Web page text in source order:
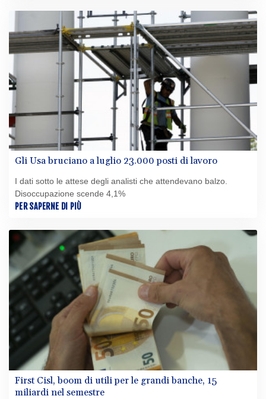
Gli Usa bruciano a luglio 23.000 posti di lavoro
I dati sotto le attese degli analisti che attendevano balzo.
Disoccupazione scende 4,1%
PER SAPERNE DI PIÙ
First Cisl, boom di utili per le grandi banche, 15
miliardi nel semestre